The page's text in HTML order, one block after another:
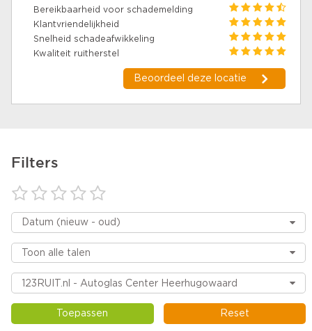
Bereikbaarheid voor schademelding
Klantvriendelijkheid
Snelheid schadeafwikkeling
Kwaliteit ruitherstel
Beoordeel deze locatie
Filters
Toepassen Reset